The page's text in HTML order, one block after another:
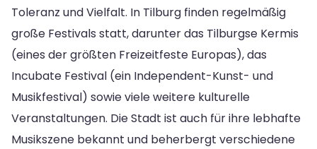
Toleranz und Vielfalt. In Tilburg finden regelmäßig
große Festivals statt, darunter das Tilburgse Kermis
(eines der größten Freizeitfeste Europas), das
Incubate Festival (ein Independent-Kunst- und
Musikfestival) sowie viele weitere kulturelle
Veranstaltungen. Die Stadt ist auch für ihre lebhafte
Musikszene bekannt und beherbergt verschiedene